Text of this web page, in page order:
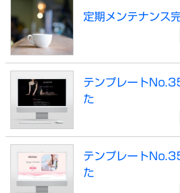
定期メンテナンス
テンプレート
た
テンプレート
た